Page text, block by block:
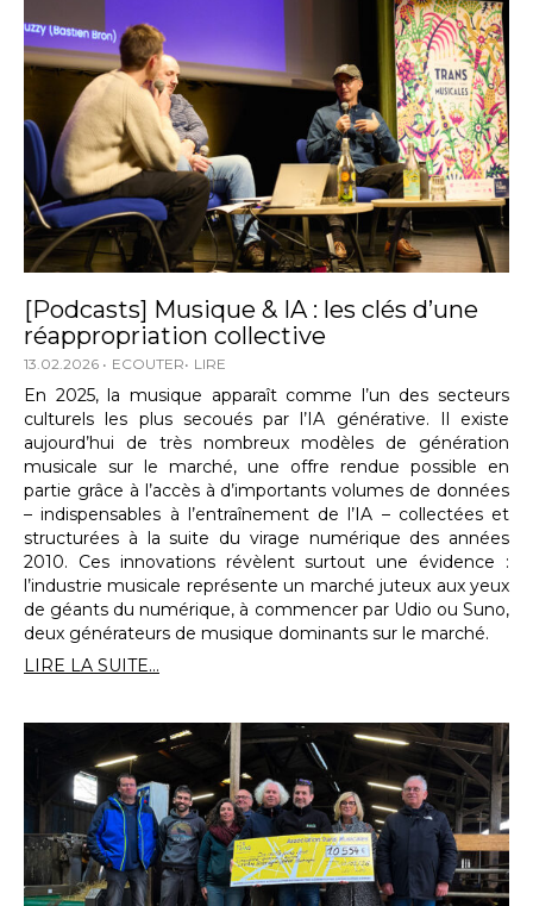
[Podcasts] Musique & IA : les clés d’une
réappropriation collective
13.02.2026 ECOUTER LIRE
En 2025, la musique apparaît comme l’un des secteurs
culturels les plus secoués par l’IA générative. Il existe
aujourd’hui de très nombreux modèles de génération
musicale sur le marché, une offre rendue possible en
partie grâce à l’accès à d’importants volumes de données
– indispensables à l’entraînement de l’IA – collectées et
structurées à la suite du virage numérique des années
2010. Ces innovations révèlent surtout une évidence :
l’industrie musicale représente un marché juteux aux yeux
de géants du numérique, à commencer par Udio ou Suno,
deux générateurs de musique dominants sur le marché.
LIRE LA SUITE...